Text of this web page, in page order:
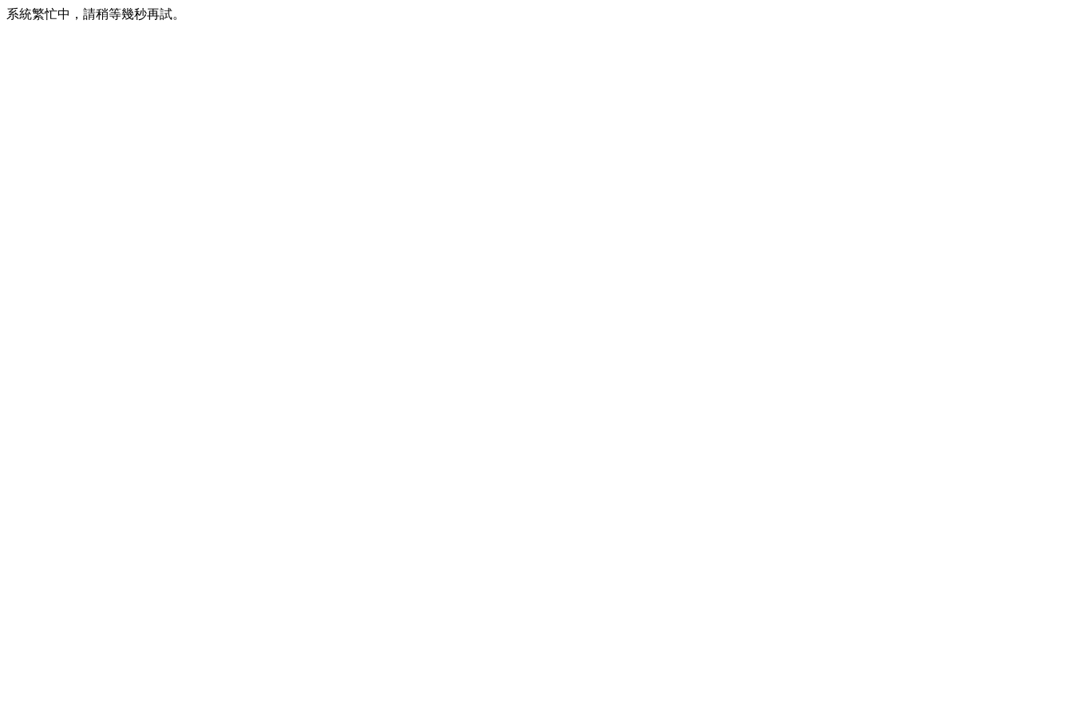
系統繁忙中，請稍等幾秒再試。